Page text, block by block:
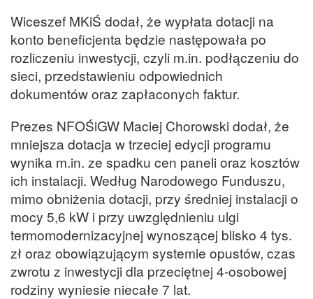
Wiceszef MKiŚ dodał, że wypłata dotacji na
konto beneficjenta będzie następowała po
rozliczeniu inwestycji, czyli m.in. podłączeniu do
sieci, przedstawieniu odpowiednich
dokumentów oraz zapłaconych faktur.
Prezes NFOŚiGW Maciej Chorowski dodał, że
mniejsza dotacja w trzeciej edycji programu
wynika m.in. ze spadku cen paneli oraz kosztów
ich instalacji. Według Narodowego Funduszu,
mimo obniżenia dotacji, przy średniej instalacji o
mocy 5,6 kW i przy uwzględnieniu ulgi
termomodernizacyjnej wynoszącej blisko 4 tys.
zł oraz obowiązującym systemie opustów, czas
zwrotu z inwestycji dla przeciętnej 4-osobowej
rodziny wyniesie niecałe 7 lat.